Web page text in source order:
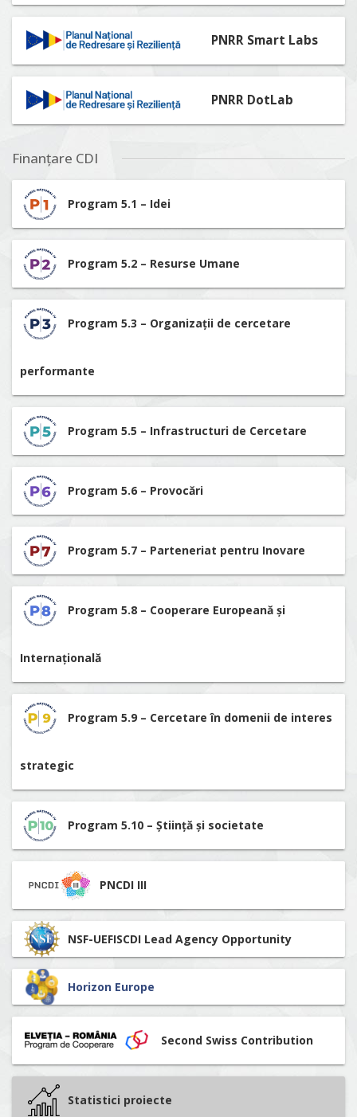
PNRR Smart Labs
PNRR DotLab
Finanțare CDI
Program 5.1 – Idei
Program 5.2 – Resurse Umane
Program 5.3 – Organizații de cercetare
performante
Program 5.5 – Infrastructuri de Cercetare
Program 5.6 – Provocări
Program 5.7 – Parteneriat pentru Inovare
Program 5.8 – Cooperare Europeană și
Internațională
Program 5.9 – Cercetare în domenii de interes
strategic
Program 5.10 – Știință și societate
PNCDI III
NSF-UEFISCDI Lead Agency Opportunity
Horizon Europe
Second Swiss Contribution
Statistici proiecte